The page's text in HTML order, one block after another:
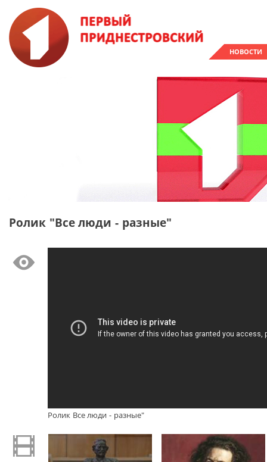
НОВОСТИ
Ролик "Все люди - разные"
Ролик Все люди - разные"